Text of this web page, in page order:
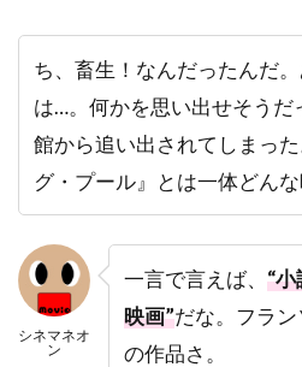
デヴィッド・S・ウォード
デヴィッド・アーノルド
デヴィッド・ウォーショフ
デヴィッド・エリソン
デヴィッド・ガイラー
デヴィッド・キュービット
デヴィッド・クリンツマン
ち、畜生！なんだったんだ
は…。何かを思い出せそうだ
館から追い出されてしまっ
グ・プール』とは一体どんな
シネマネオ
ン
一言で言えば、 “
映画”だな。フラ
の作品さ。